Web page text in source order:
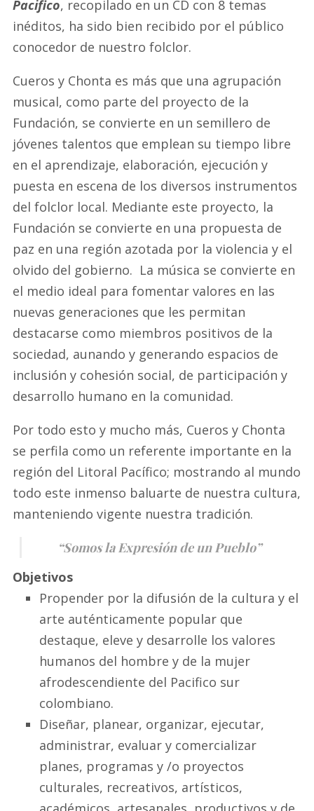
Pacifico, recopilado en un CD con 8 temas
inéditos, ha sido bien recibido por el público
conocedor de nuestro folclor.
Cueros y Chonta es más que una agrupación
musical, como parte del proyecto de la
Fundación, se convierte en un semillero de
jóvenes talentos que emplean su tiempo libre
en el aprendizaje, elaboración, ejecución y
puesta en escena de los diversos instrumentos
del folclor local. Mediante este proyecto, la
Fundación se convierte en una propuesta de
paz en una región azotada por la violencia y el
olvido del gobierno. La música se convierte en
el medio ideal para fomentar valores en las
nuevas generaciones que les permitan
destacarse como miembros positivos de la
sociedad, aunando y generando espacios de
inclusión y cohesión social, de participación y
desarrollo humano en la comunidad.
Por todo esto y mucho más, Cueros y Chonta
se perfila como un referente importante en la
región del Litoral Pacífico; mostrando al mundo
todo este inmenso baluarte de nuestra cultura,
manteniendo vigente nuestra tradición.
“Somos la Expresión de un Pueblo”
Objetivos
Propender por la difusión de la cultura y el
arte auténticamente popular que
destaque, eleve y desarrolle los valores
humanos del hombre y de la mujer
afrodescendiente del Pacifico sur
colombiano.
Diseñar, planear, organizar, ejecutar,
administrar, evaluar y comercializar
planes, programas y /o proyectos
culturales, recreativos, artísticos,